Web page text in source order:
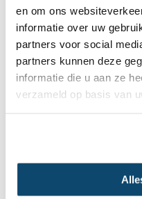
en om ons
informatie over uw
partners voor social
partners kunnen deze
informatie die u aan ze
verzameld op basis van
Een keuken laten renoveren
ons verleden tijd. Wij
hoeven namelijk geen
verleggen. Bij een
onderdelen aan die nodig
voegen een paar slimme
Naast dat de klus zo
een keukenrenovatie ook
van een nieuwe keuken.